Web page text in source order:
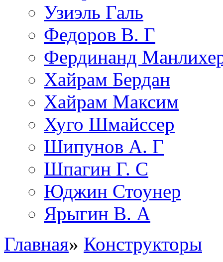
Узиэль Галь
Федоров В. Г
Фердинанд
Хайрам Бердан
Хайрам Максим
Хуго Шмайссер
Шипунов А. Г
Шпагин Г. С
Юджин Стоунер
Ярыгин В. А
Главная» Конструкторы